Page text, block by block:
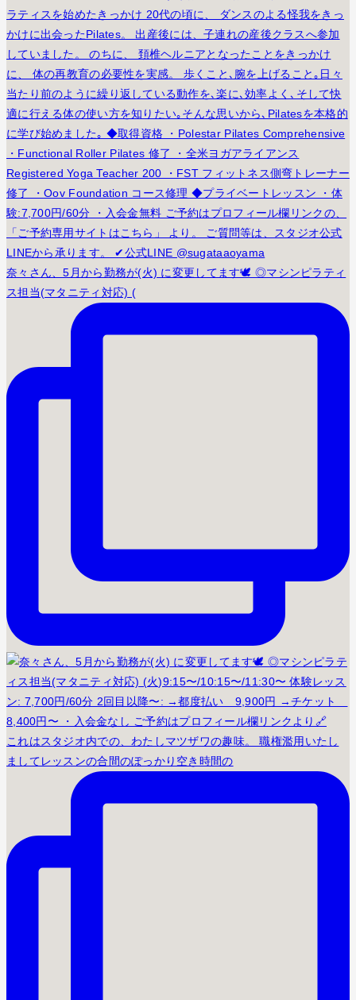
奈々さん、5月から勤務が(火) に変更してます🕊️ ◎マシンピラティ
ス担当(マタニティ対応) (
これはスタジオ内での、わたしマツザワの趣味。 職権濫用いたし
ましてレッスンの合間のぽっかり空き時間の